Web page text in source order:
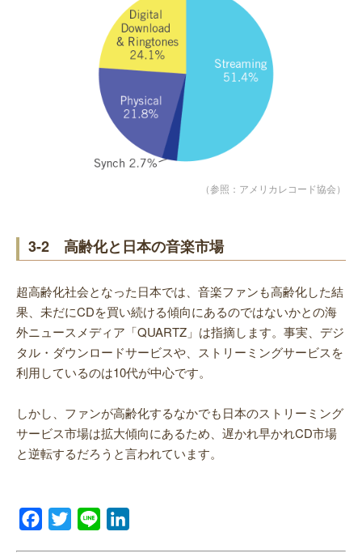
（参照：アメリカレコード協会）
3-2 高齢化と日本の音楽市場
超高齢化社会となった日本では、音楽ファンも高齢化した結
果、未だにCDを買い続ける傾向にあるのではないかとの海
外ニュースメディア「QUARTZ」は指摘します。事実、デジ
タル・ダウンロードサービスや、ストリーミングサービスを
利用しているのは10代が中心です。
しかし、ファンが高齢化するなかでも日本のストリーミング
サービス市場は拡大傾向にあるため、遅かれ早かれCD市場
と逆転するだろうと言われています。
Facebook
Twitter Line